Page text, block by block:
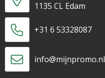
1135 CL Edam
+31 6 53328087
info@mijnpromo.nl